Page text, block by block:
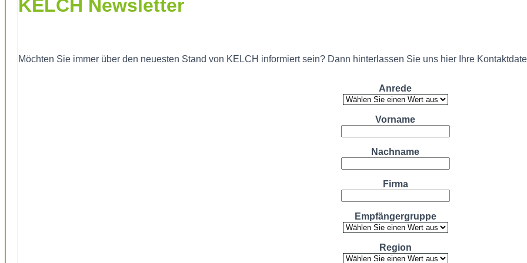
KELCH Newsletter
Möchten Sie immer über den neuesten Stand von KELCH informiert sein? Dann hinterlassen Sie uns hier Ihre
Anrede
Vorname
Nachname
Firma
Empfängergruppe
Region